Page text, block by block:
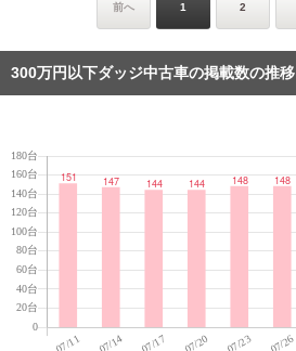
前へ 1 2
300万円以下ダッジ中古車の掲載数の推移